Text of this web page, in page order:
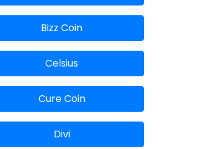
Bizz Coin
Celsius
Cure Coin
Divi